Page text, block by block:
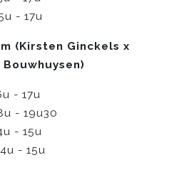
- 17u
(Kirsten Ginckels x
- 17u
- 19u30
- 15u
- 15u